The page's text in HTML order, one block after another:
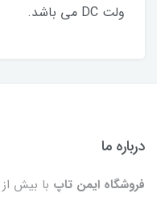
ولت DC می باشد.
درباره ما
فروشگاه ایمن تاپ